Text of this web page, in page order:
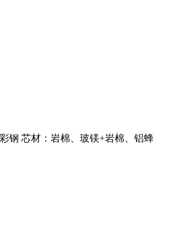
钢 芯材：岩棉、玻镁+岩棉、铝蜂